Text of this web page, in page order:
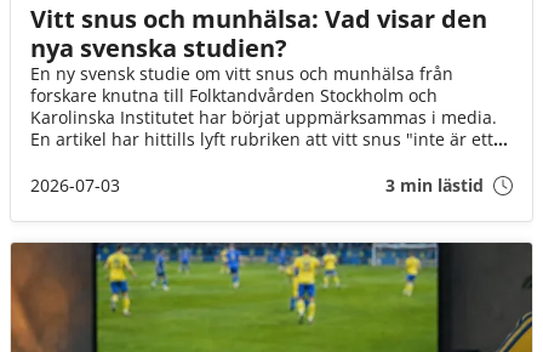
Vitt snus och munhälsa: Vad visar den
nya svenska studien?
En ny svensk studie om vitt snus och munhälsa från
forskare knutna till Folktandvården Stockholm och
Karolinska Institutet har börjat uppmärksammas i media.
En artikel har hittills lyft rubriken att vitt snus "inte är ett
traditionellt snus. Men vad visar studien faktiskt – och vad
2026-07-03 3 min lästid